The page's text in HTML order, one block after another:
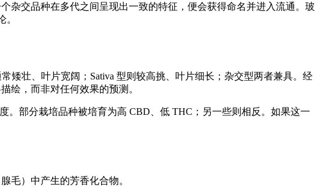
杂交品种在多代之间呈现出一致的特征，便会获得命名并进入流通。玻
。
矮壮、叶片宽阔；Sativa 型则较高挑、叶片细长；杂交型两者兼具。经
绘，而非对任何效果的预测。
。部分栽培品种被培育为高 CBD、低 THC；另一些则相反。如果这一
腺毛）中产生的芳香化合物。